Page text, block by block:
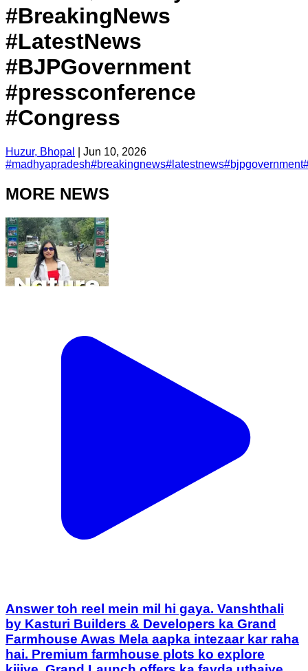
#BreakingNews
#LatestNews
#BJPGovernment
#pressconference
#Congress
Huzur, Bhopal
Jun 10, 2026
#madhyapradesh#breakingnews# latestnews#bjpgovernment
MORE NEWS
Answer toh reel mein mil hi gaya. Vanshthali
by Kasturi Builders & Developers ka Grand
Farmhouse Awas Mela aapka intezaar kar raha
hai. Premium farmhouse plots ko explore